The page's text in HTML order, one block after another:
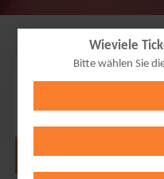
Wieviele
Bitte wählen Sie
21
Alle